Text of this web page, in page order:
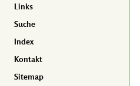
Links
Suche
Index
Kontakt
Sitemap